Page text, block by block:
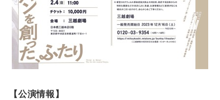
【公演情報】